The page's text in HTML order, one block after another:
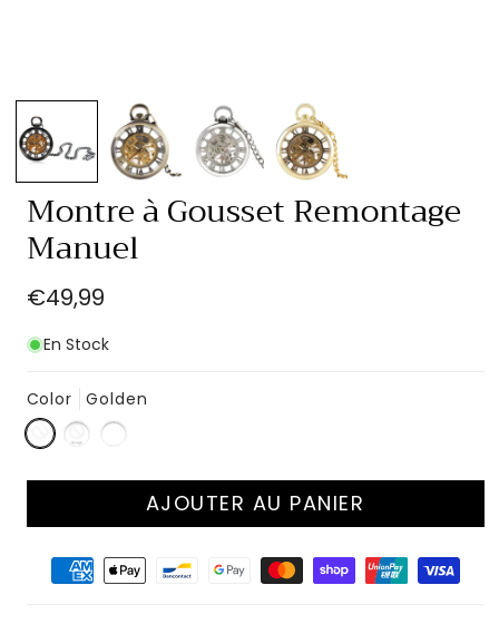
média
1
dans
modale
Montre à Gousset Remontage
Manuel
Prix
€49,99
En Stock
Color Golden
AJOUTER AU PANIER
Moyens